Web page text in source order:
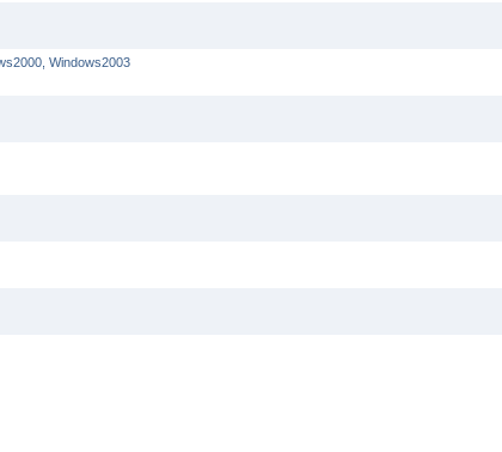
Windows2003